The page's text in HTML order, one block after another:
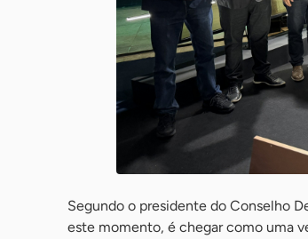
Segundo o presidente do Conselho
este momento, é chegar como uma